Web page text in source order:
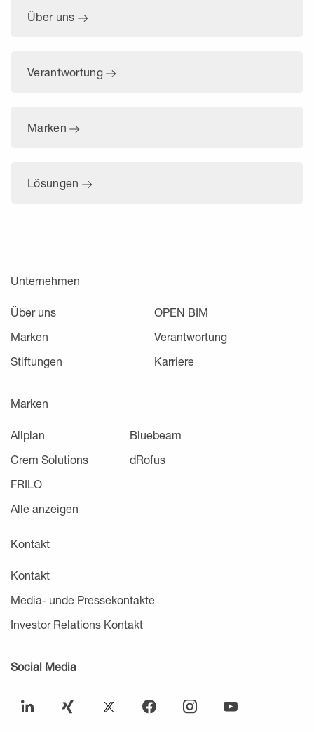
Über uns
Verantwortung
Marken
Lösungen
Unternehmen
Über uns
OPEN BIM
Marken
Verantwortung
Stiftungen
Karriere
Marken
Allplan
Bluebeam
Crem Solutions
dRofus
FRILO
Alle anzeigen
Kontakt
Kontakt
Media- unde Pressekontakte
Investor Relations Kontakt
Social Media